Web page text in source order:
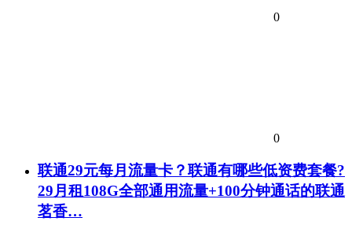
0
0
联通29元每月流量卡？联通有哪些低资费套餐?
29月租108G全部通用流量+100分钟通话的联通
茗香…